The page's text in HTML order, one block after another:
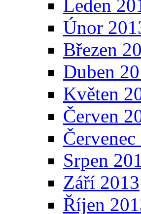
Leden
Únor
Březen
Duben
Květen
Červen
Srpen
Září 2013
Říjen